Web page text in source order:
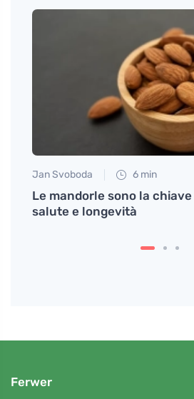
Jan Svoboda 6 min
Le mandorle sono la
salute e longevità
Ferwer